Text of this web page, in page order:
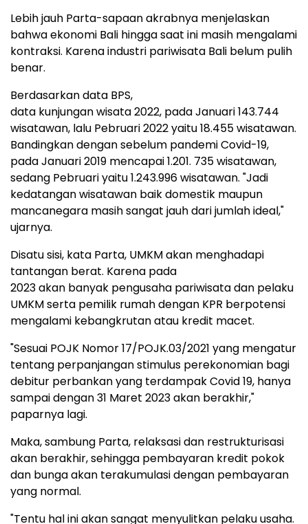
Lebih jauh Parta-sapaan akrabnya menjelaskan
bahwa ekonomi Bali hingga saat ini masih mengalami
kontraksi. Karena industri pariwisata Bali belum pulih
benar.
Berdasarkan data BPS,
data kunjungan wisata 2022, pada Januari 143.744
wisatawan, lalu Pebruari 2022 yaitu 18.455 wisatawan.
Bandingkan dengan sebelum pandemi Covid-19,
pada Januari 2019 mencapai 1.201. 735 wisatawan,
sedang Pebruari yaitu 1.243.996 wisatawan. "Jadi
kedatangan wisatawan baik domestik maupun
mancanegara masih sangat jauh dari jumlah ideal,"
ujarnya.
Disatu sisi, kata Parta, UMKM akan menghadapi
tantangan berat. Karena pada
2023 akan banyak pengusaha pariwisata dan pelaku
UMKM serta pemilik rumah dengan KPR berpotensi
mengalami kebangkrutan atau kredit macet.
"Sesuai POJK Nomor 17/POJK.03/2021 yang mengatur
tentang perpanjangan stimulus perekonomian bagi
debitur perbankan yang terdampak Covid 19, hanya
sampai dengan 31 Maret 2023 akan berakhir,"
paparnya lagi.
Maka, sambung Parta, relaksasi dan restrukturisasi
akan berakhir, sehingga pembayaran kredit pokok
dan bunga akan terakumulasi dengan pembayaran
yang normal.
"Tentu hal ini akan sangat menyulitkan pelaku usaha.